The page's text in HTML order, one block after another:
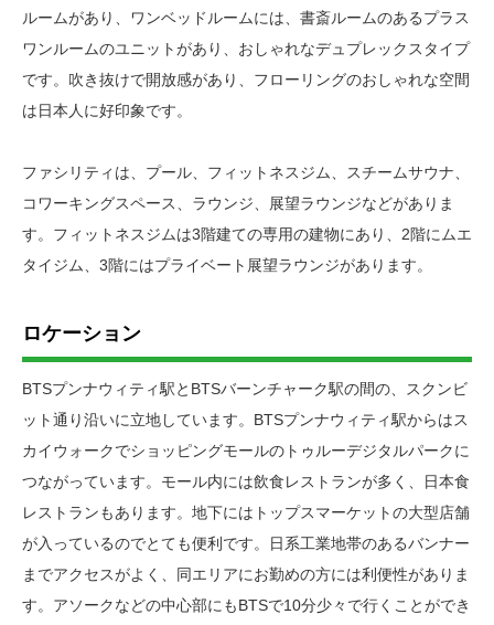
ルームがあり、ワンベッドルームには、書斎ルームのあるプラス
ワンルームのユニットがあり、おしゃれなデュプレックスタイプ
です。吹き抜けで開放感があり、フローリングのおしゃれな空間
は日本人に好印象です。
ファシリティは、プール、フィットネスジム、スチームサウナ、
コワーキングスペース、ラウンジ、展望ラウンジなどがありま
す。フィットネスジムは3階建ての専用の建物にあり、2階にムエ
タイジム、3階にはプライベート展望ラウンジがあります。
ロケーション
BTSプンナウィティ駅とBTSバーンチャーク駅の間の、スクンビ
ット通り沿いに立地しています。BTSプンナウィティ駅からはス
カイウォークでショッピングモールのトゥルーデジタルパークに
つながっています。モール内には飲食レストランが多く、日本食
レストランもあります。地下にはトップスマーケットの大型店舗
が入っているのでとても便利です。日系工業地帯のあるバンナー
までアクセスがよく、同エリアにお勤めの方には利便性がありま
す。アソークなどの中心部にもBTSで10分少々で行くことができ